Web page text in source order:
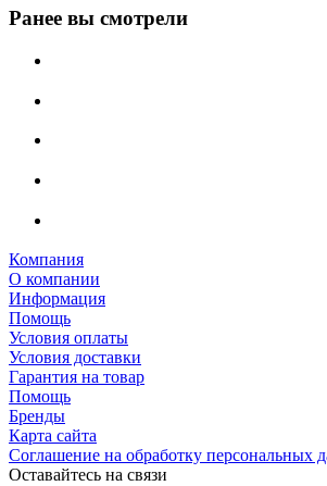
Ранее вы смотрели
Компания
О компании
Информация
Помощь
Условия оплаты
Условия доставки
Гарантия на товар
Помощь
Бренды
Карта сайта
Соглашение на обработку персональных
Оставайтесь на связи